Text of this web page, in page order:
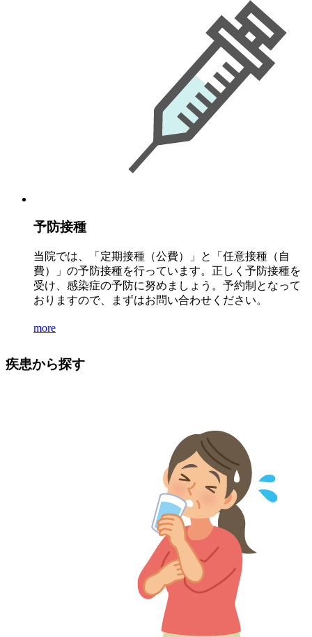
予防接種
当院では、「定期接種（公費）」と「任意接種（自
費）」の予防接種を行っています。正しく予防接種を
受け、感染症の予防に努めましょう。予約制となって
おりますので、まずはお問い合わせください。
more
疾患から探す